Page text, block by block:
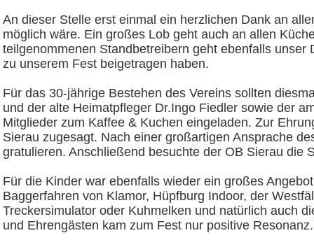
An dieser Stelle erst einmal ein herzlichen Dank an
möglich wäre. Ein großes Lob geht auch an allen
teilgenommenen Standbetreibern geht ebenfalls
zu unserem Fest beigetragen haben.
Für das 30-jährige Bestehen des Vereins sollten
und der alte Heimatpfleger Dr.Ingo Fiedler sowie der
Mitglieder zum Kaffee & Kuchen eingeladen. Zur
Sierau zugesagt. Nach einer großartigen Ansprache
gratulieren. Anschließend besuchte der OB Sierau die
Für die Kinder war ebenfalls wieder ein großes
Baggerfahren von Klamor, Hüpfburg Indoor, der
Treckersimulator oder Kuhmelken und natürlich auch
und Ehrengästen kam zum Fest nur positive